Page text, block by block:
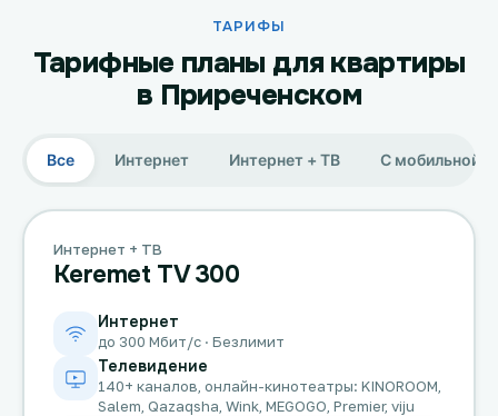
ТАРИФЫ
Тарифные планы для квартиры
в Приреченском
Все Интернет Интернет + ТВ С мобильной
Интернет + ТВ
Keremet TV 300
Интернет
до 300 Мбит/с · Безлимит
Телевидение
140+ каналов, онлайн-кинотеатры: KINOROOM,
Salem, Qazaqsha, Wink, MEGOGO, Premier, viju